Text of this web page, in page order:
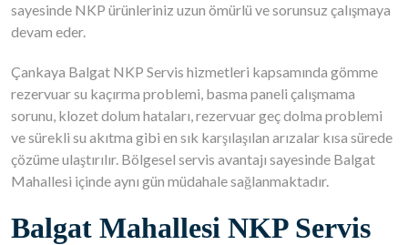
sayesinde NKP ürünleriniz uzun ömürlü ve sorunsuz çalışmaya
devam eder.
Çankaya Balgat NKP Servis hizmetleri kapsamında gömme
rezervuar su kaçırma problemi, basma paneli çalışmama
sorunu, klozet dolum hataları, rezervuar geç dolma problemi
ve sürekli su akıtma gibi en sık karşılaşılan arızalar kısa sürede
çözüme ulaştırılır. Bölgesel servis avantajı sayesinde Balgat
Mahallesi içinde aynı gün müdahale sağlanmaktadır.
Balgat Mahallesi NKP Servis